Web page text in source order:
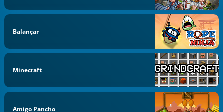
Balançar
Minecraft
Amigo Pancho